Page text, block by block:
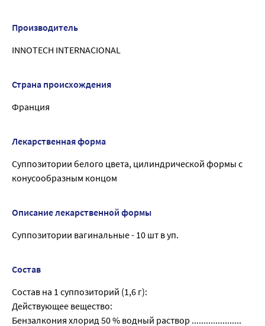
Производитель
INNOTECH INTERNACIONAL
Страна происхождения
Франция
Лекарственная форма
Суппозитории белого цвета, цилиндрической формы с
конусообразным концом
Описание лекарственной формы
Суппозитории вагинальные - 10 шт в уп.
Состав
Состав на 1 суппозиторий (1,6 г):
Действующее вещество:
Бензалкония хлорид 50 % водный раствор .....................